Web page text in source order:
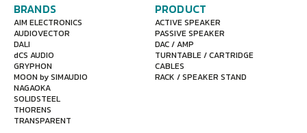
BRANDS
AIM ELECTRONICS
AUDIOVECTOR
DALI
dCS AUDIO
GRYPHON
MOON by SIMAUDIO
NAGAOKA
SOLIDSTEEL
THORENS
TRANSPARENT
PRODUCT
ACTIVE SPEAKER
PASSIVE SPEAKER
DAC / AMP
TURNTABLE / CARTRIDGE
CABLES
RACK / SPEAKER STAND